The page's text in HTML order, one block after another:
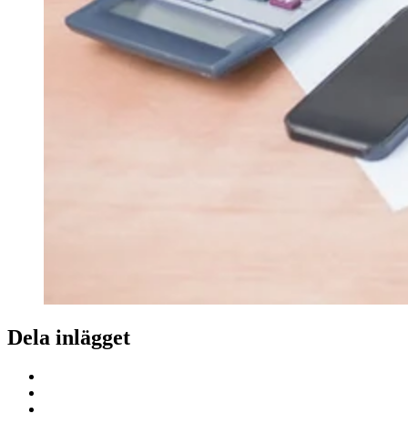
Dela inlägget